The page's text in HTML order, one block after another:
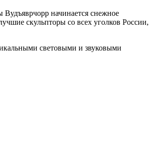
начинается снежное
скульпторы со всех уголков России,
световыми и звуковыми